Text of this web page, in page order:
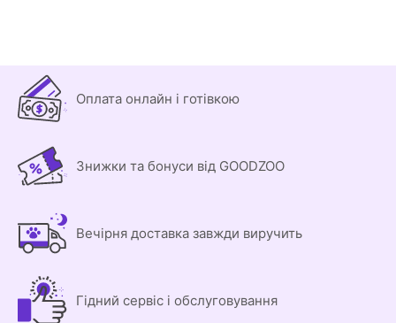
Оплата онлайн і готівкою
Знижки та бонуси від GOODZOO
Вечірня доставка завжди виручить
Гідний сервіс і обслуговування